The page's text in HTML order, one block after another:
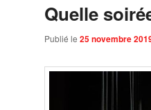
Quelle
Publié le 25 novembre